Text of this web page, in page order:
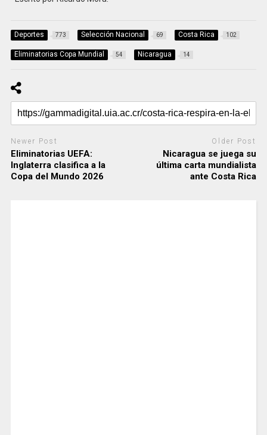
Deportes 773 Selección Nacional 69 Costa Rica 102
Eliminatorias Copa Mundial 54 Nicaragua 14
Newer Post
Eliminatorias UEFA:
Inglaterra clasifica a la
Copa del Mundo 2026
Older Post
Nicaragua se juega su
última carta mundialista
ante Costa Rica